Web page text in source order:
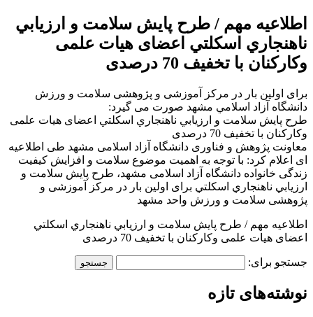
اطلاعیه مهم / طرح پايش سلامت و ارزيابي
ناهنجاري اسكلتي اعضای هیات علمی
وكاركنان با تخفیف 70 درصدی
برای اولین بار در مرکز آموزشی و پژوهشی سلامت و ورزش
دانشگاه آزاد اسلامي مشهد صورت می گیرد:
طرح پايش سلامت و ارزيابي ناهنجاري اسكلتي اعضای هیات علمی
وكاركنان با تخفیف 70 درصدی
معاونت پژوهش و فناوری دانشگاه آزاد اسلامی مشهد طی اطلاعیه
ای اعلام کرد: با توجه به اهمیت موضوع سلامت و افزایش کیفیت
زندگی خانواده دانشگاه آزاد اسلامی مشهد، طرح پايش سلامت و
ارزيابي ناهنجاري اسكلتي برای اولین بار در مرکز آموزشی و
پژوهشی سلامت و ورزش واحد مشهد
اطلاعیه مهم / طرح پايش سلامت و ارزيابي ناهنجاري اسكلتي
اعضای هیات علمی وكاركنان با تخفیف 70 درصدی
جستجو برای:
نوشته‌های تازه